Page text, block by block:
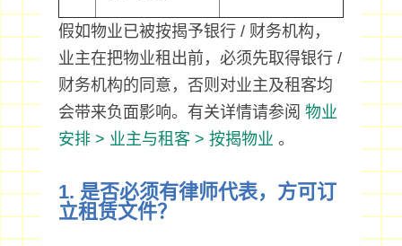
假如物业已被按揭予银行 / 财务机构，
业主在把物业租出前，必须先取得银行 /
财务机构的同意，否则对业主及租客均
会带来负面影响。有关详情请参阅 物业
安排 > 业主与租客 > 按揭物业 。
1. 是否必须有律师代表，方可订
立租赁文件？